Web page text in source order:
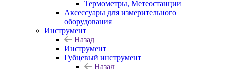
Термометры, Метеостанции
Аксессуары для измерительного
оборудования
Инструмент
Назад
Инструмент
Губцевый инструмент
Назад